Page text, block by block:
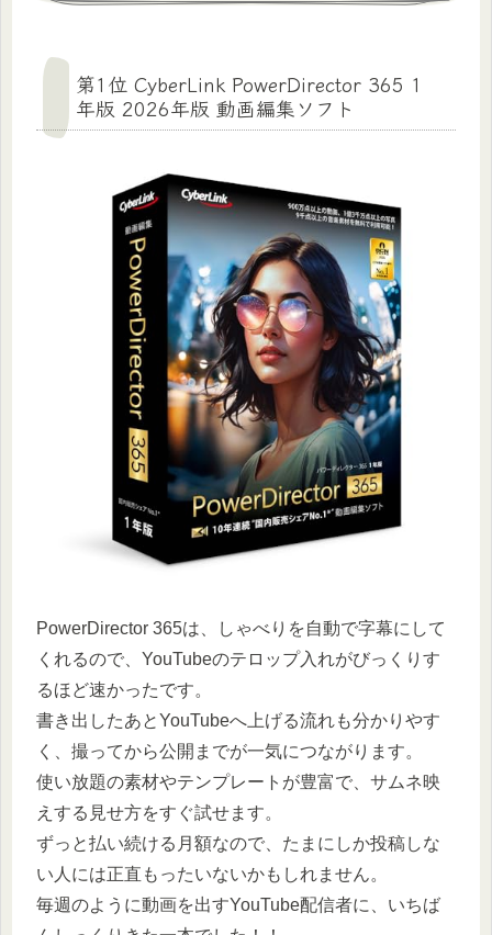
第1位 CyberLink PowerDirector 365 1
年版 2026年版 動画編集ソフト
PowerDirector 365は、しゃべりを自動で字幕にして
くれるので、YouTubeのテロップ入れがびっくりす
るほど速かったです。
書き出したあとYouTubeへ上げる流れも分かりやす
く、撮ってから公開までが一気につながります。
使い放題の素材やテンプレートが豊富で、サムネ映
えする見せ方をすぐ試せます。
ずっと払い続ける月額なので、たまにしか投稿しな
い人には正直もったいないかもしれません。
毎週のように動画を出すYouTube配信者に、いちば